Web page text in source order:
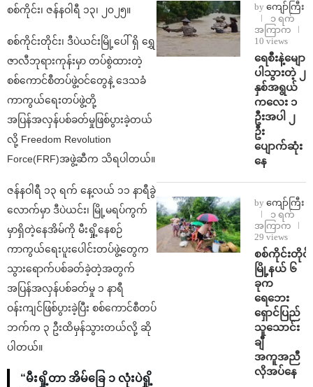
စစ်ကိုင်း၊ ဇန်နဝါရီ ၁၃၊ ၂၀၂၅။
စစ်ကိုင်းတိုင်း၊ ဒီပဲယင်းမြို့ပေါ် ရှိ ရွှေ
ဇာလီဘုရားကုန်းမှာ တပ်စွဲထားတဲ့
စစ်ကောင်စီတပ်ဖွဲ့ဝင်တွေနဲ့ ဒေသခံ
ကာကွယ်ရေးတပ်ဖွဲ့တို့
အပြန်အလှန်ပစ်ခတ်မှုဖြစ်ပွားခဲ့တယ်
လို့ Freedom Revolution
Force(FRF)အဖွဲ့ဆီက သိရပါတယ်။
ဇန်နဝါရီ ၁၃ ရက် နေ့လယ် ၁၁ နာရီခွဲ
လောက်မှာ ဒီပဲယင်း၊ မြို့မရပ်ကွက်
မှာရှိတဲ့နေအိမ်ကို မီးရှို့နေစဉ်
ကာကွယ်ရေးပူးပေါင်းတပ်ဖွဲ့တွေက
သွားရောက်ပစ်ခတ်ခဲ့တဲ့အတွက်
အပြန်အလှန်ပစ်ခတ်မှု ၁ နာရီ
ဝန်းကျင်ဖြစ်ပွားခဲ့ပြီး စစ်ကောင်စီတပ်
ဘက်က ၃ ဦးထိမှန်သွားတယ်လို့ ဆို
ပါတယ်။
“မီးရှို့တာ အိမ်ခြေ ၁ လုံးပဲရှို့
by ကျော်ကြီး
၁ ရက်
အကြာက
10 views
ရေစီးနဲ့မျော
ပါသွားတဲ့ ၂
နှစ်အရွယ်
ကလေး ၁
ဦးအပါ ၂
ဦး
ပျောက်ဆုံး
နေ
by ကျော်ကြီး
၁ ရက်
အကြာက
29 views
စစ်ကိုင်းတိုင်း
မြို့နယ် ၆
ခုက
ရေဘေး
ရှောင်ပြည်
သူသောင်း
ချီ
အကူအညီ
လိုအပ်နေ